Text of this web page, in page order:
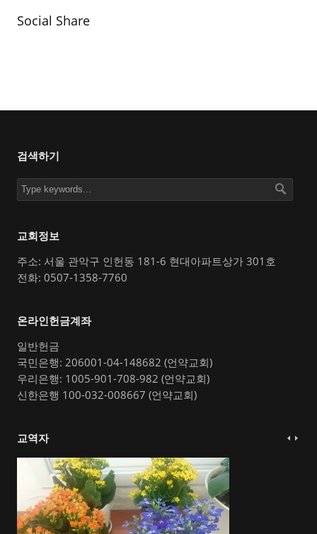
Social Share
검색하기
교회정보
주소: 서울 관악구 인헌동 181-6 현대아파트상가 301호
전화: 0507-1358-7760
온라인헌금계좌
일반헌금
국민은행: 206001-04-148682 (언약교회)
우리은행: 1005-901-708-982 (언약교회)
신한은행 100-032-008667 (언약교회)
교역자